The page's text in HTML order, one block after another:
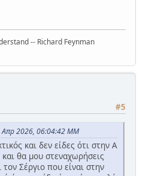
-- Richard Feynman
#5
Απρ 2026, 06:04:42 ΜΜ
και δεν είδες ότι στην Α
και θα μου στεναχωρήσεις
Σέργιο που είναι στην